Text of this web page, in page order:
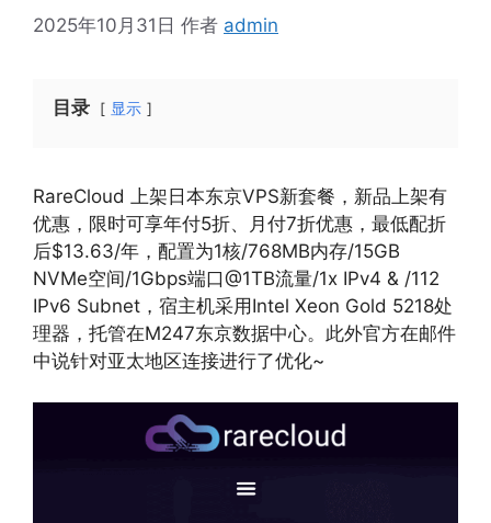
2025年10月31日 作者 admin
目录 显示
RareCloud 上架日本东京VPS新套餐，新品上架有
优惠，限时可享年付5折、月付7折优惠，最低配折
后$13.63/年，配置为1核/768MB内存/15GB
NVMe空间/1Gbps端口@1TB流量/1x IPv4 & /112
IPv6 Subnet，宿主机采用Intel Xeon Gold 5218处
理器，托管在M247东京数据中心。此外官方在邮件
中说针对亚太地区连接进行了优化~